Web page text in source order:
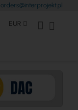
orders@interprojekt.pl
Moneda
EUR Mi Cuenta